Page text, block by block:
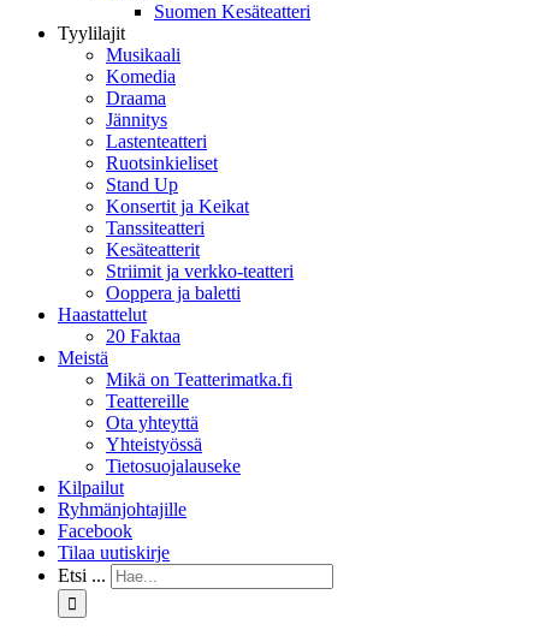
Suomen Kesäteatteri
Tyylilajit
Musikaali
Komedia
Draama
Jännitys
Lastenteatteri
Ruotsinkieliset
Stand Up
Konsertit ja Keikat
Tanssiteatteri
Kesäteatterit
Striimit ja verkko-teatteri
Ooppera ja baletti
Haastattelut
20 Faktaa
Meistä
Mikä on Teatterimatka.fi
Teattereille
Ota yhteyttä
Yhteistyössä
Tietosuojalauseke
Kilpailut
Ryhmänjohtajille
Facebook
Tilaa uutiskirje
Etsi ...